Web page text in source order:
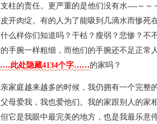
柱的责任。更严重的是他们没有水----～
开肉绽。有的人为了能吸到几滴水而惨死
么样你们知道吗？干枯？瘦弱？悲惨？不
手腕一样粗细，而他们的手腕还不足正常
此处隐藏4134个字……的家吗？
家庭越来越多的时候，我仍拥有一个完整
母爱我，我也爱他们。我的家跟别人的家
它是我眼中最完美的地方，也是我最乐意